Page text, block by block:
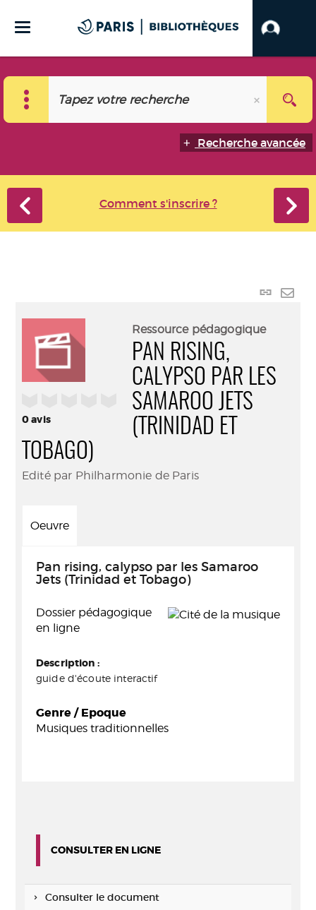
Recherche avancée
Comment s'inscrire ?
Lien
0avis
Ressource pédagogique
PAN RISING,
CALYPSO PAR LES
SAMAROO JETS
(TRINIDAD ET
TOBAGO)
Edité par Philharmonie de Paris
Oeuvre
Pan rising, calypso par les Samaroo
Jets (Trinidad et Tobago)
Dossier pédagogique
en ligne
Description :
guide d'écoute interactif
Genre / Epoque
Musiques traditionnelles
CONSULTER EN LIGNE
Consulter le document